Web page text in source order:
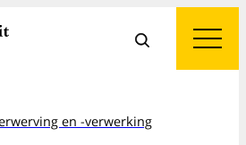
en -verwerking